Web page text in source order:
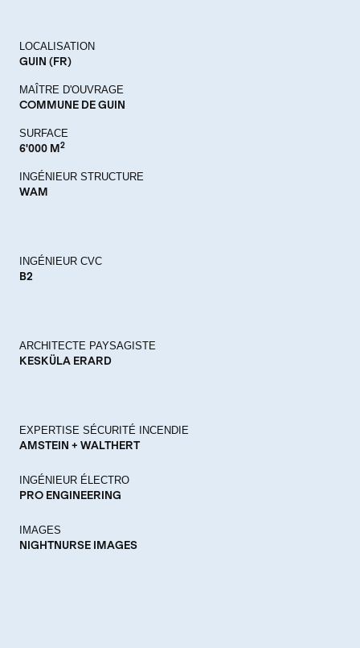
LOCALISATION
GUIN (FR)
MAÎTRE D'OUVRAGE
COMMUNE DE GUIN
SURFACE
6'000 M2
INGÉNIEUR STRUCTURE
WAM
INGÉNIEUR CVC
B2
ARCHITECTE PAYSAGISTE
KESKÜLA ERARD
EXPERTISE SÉCURITÉ INCENDIE
AMSTEIN + WALTHERT
INGÉNIEUR ÉLECTRO
PRO ENGINEERING
IMAGES
NIGHTNURSE IMAGES